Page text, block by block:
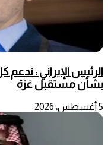
الرئيس الإيراني : ندعم
بشأن مستقبل غزة
5 أغسطس، 2026